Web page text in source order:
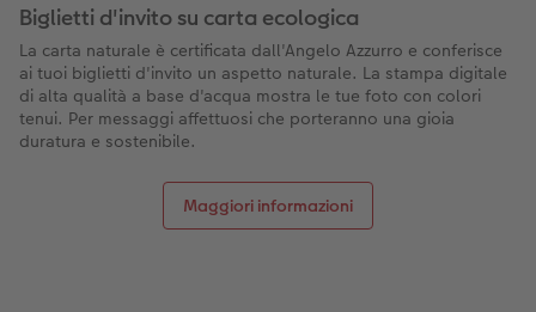
Biglietti d'invito su carta ecologica
La carta naturale è certificata dall'Angelo Azzurro e conferisce
ai tuoi biglietti d'invito un aspetto naturale. La stampa digitale
di alta qualità a base d'acqua mostra le tue foto con colori
tenui. Per messaggi affettuosi che porteranno una gioia
duratura e sostenibile.
Maggiori informazioni